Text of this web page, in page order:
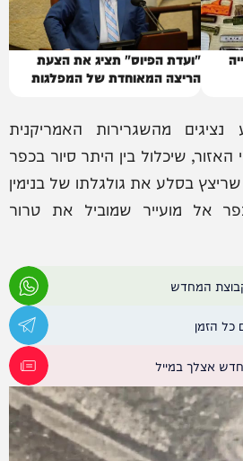
"ועדת הפיוס" תציג את הצעת
הריצה המאוחדת של המפלגות
נציגים מהשגרירות האמריקנית
האזור, שיכלול בין היתר סיור בכפר
בסלע את גולגלתו של בנימין
אל מועייר שמוביל את טרור
המחדש
כל הזמן
אצלך במייל